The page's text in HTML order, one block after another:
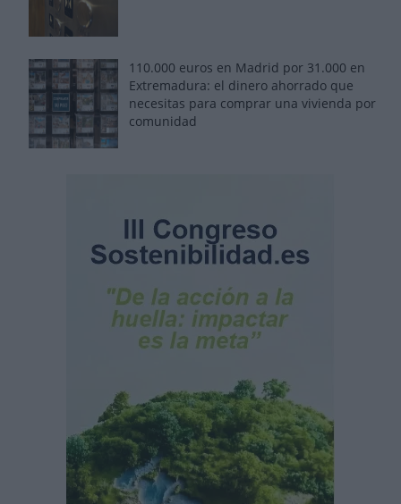
110.000 euros en Madrid por 31.000 en
Extremadura: el dinero ahorrado que
necesitas para comprar una vivienda por
comunidad